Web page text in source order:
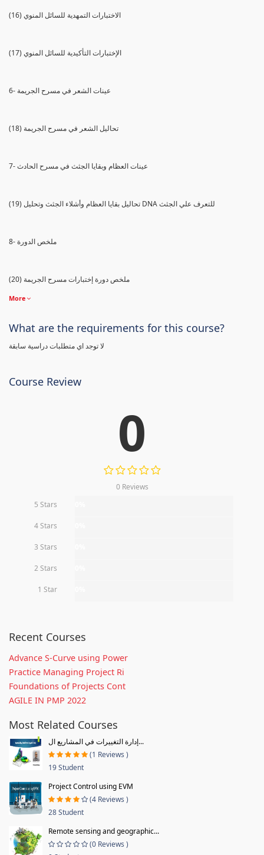
(16) الاختبارات التمهدية للسائل المنوي
(17) الإختبارات التأكيدية للسائل المنوي
6- عينات الشعر في مسرح الجريمة
(18) تحاليل الشعر في مسرح الجريمة
7- عينات العظام وبقايا الجثث في مسرح الحادث
(19) تحاليل بقايا العظام وأشلاء الجثث وتحليل DNA للتعرف علي الجثث
8- ملخص الدورة
(20) ملخص دورة إختبارات مسرح الجريمة
More
What are the requirements for this course?
لا توجد اي متطلبات دراسية سابقة
Course Review
0
0 Reviews
5 Stars
4 Stars
3 Stars
2 Stars
1 Star
Recent Courses
Advance S-Curve using Power
Practice Managing Project Ri
Foundations of Projects Cont
AGILE IN PMP 2022
Most Related Courses
إدارة التغييرات في المشاريع ال...
(1 Reviews )
19 Student
Project Control using EVM
(4 Reviews )
28 Student
Remote sensing and geographic...
(0 Reviews )